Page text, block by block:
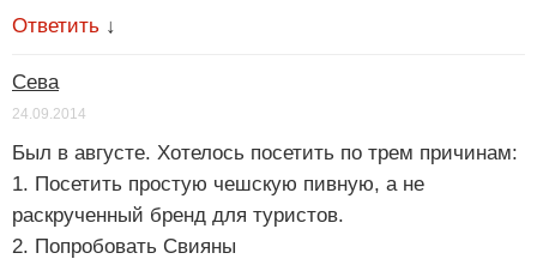
Ответить ↓
Сева
24.09.2014
Был в августе. Хотелось посетить по трем причинам:
1. Посетить простую чешскую пивную, а не
раскрученный бренд для туристов.
2. Попробовать Свияны